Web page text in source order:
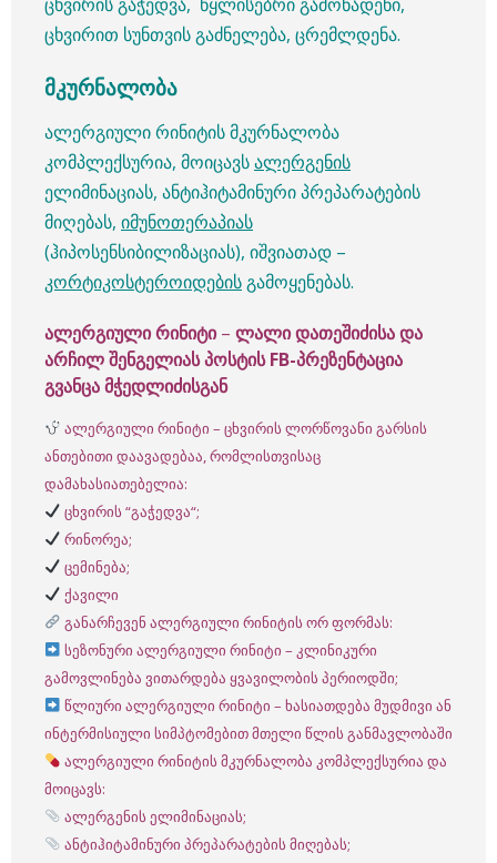
ცხვირით სუნთვის გაძნელება, ცრემლდენა.
მკურნალობა
ალერგიული რინიტის მკურნალობა
კომპლექსურია, მოიცავსალერგენის
ელიმინაციას, ანტიჰიტამინური პრეპარატების
მიღებას, იმუნოთერაპიას
(ჰიპოსენსიბილიზაციას), იშვიათად –
კორტიკოსტეროიდებისგამოყენებას.
ალერგიული რინიტი– ლალი დათეშიძისა და
არჩილ შენგელიას პოსტის FB-პრეზენტაცია
გვანცა მჭედლიძისგან
ალერგიული რინიტი – ცხვირის ლორწოვანი გარსის
ანთებითი დაავადებაა, რომლისთვისაც
დამახასიათებელია:
ცხვირის “გაჭედვა“;
რინორეა;
ცემინება;
ქავილი
განარჩევენ ალერგიული რინიტის ორ ფორმას:
სეზონური ალერგიული რინიტი – კლინიკური
გამოვლინება ვითარდება ყვავილობის პერიოდში;
წლიური ალერგიული რინიტი – ხასიათდება მუდმივი ან
ინტერმისიული სიმპტომებით მთელი წლის განმავლობაში
ალერგიული რინიტის მკურნალობა კომპლექსურია და
მოიცავს:
ალერგენის ელიმინაციას;
ანტიჰიტამინური პრეპარატების მიღებას;